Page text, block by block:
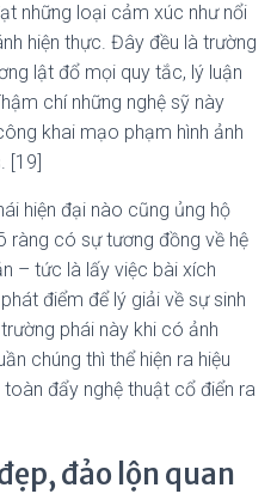
những loại cảm xúc như nổi
hiện thực. Đây đều là trường
lật đổ mọi quy tắc, lý luận
chí những nghệ sỹ này
khai mạo phạm hình ảnh
[19]
hiện đại nào cũng ủng hộ
ràng có sự tương đồng về hệ
– tức là lấy việc bài xích
điểm để lý giải về sự sinh
phái này khi có ảnh
chúng thì thể hiện ra hiệu
đẩy nghệ thuật cổ điển ra
đảo lộn quan